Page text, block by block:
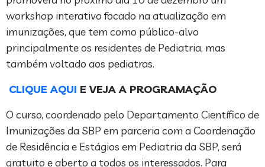
workshop interativo focado na atualização em
imunizações, que tem como público-alvo
principalmente os residentes de Pediatria, mas
também voltado aos pediatras.
CLIQUE AQUI E VEJA A PROGRAMAÇÃO
O curso, coordenado pelo Departamento Científico de
Imunizações da SBP em parceria com a Coordenação
de Residência e Estágios em Pediatria da SBP, será
gratuito e aberto a todos os interessados. Para